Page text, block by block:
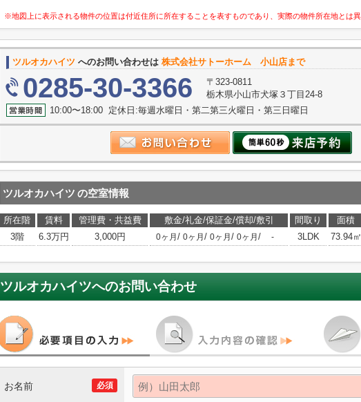
※地図上に表示される物件の位置は付近住所に所在することを表すものであり、実際の物件所在地とは異
ツルオカハイツ へのお問い合わせは 株式会社サトーホーム 小山店まで
0285-30-3366
〒323-0811
栃木県小山市犬塚３丁目24-8
10:00〜18:00 定休日:毎週水曜日・第二第三火曜日・第三日曜日
ツルオカハイツ の空室情報
所在階 賃料 管理費・共益費 敷金/礼金/保証金/償却/敷引 間取り 面積
3階
6.3万円 3,000円 0ヶ月 / 0ヶ月 / 0ヶ月 / 0ヶ月 / - 3LDK 73.94㎡
ツルオカハイツへのお問い合わせ
必須
お名前